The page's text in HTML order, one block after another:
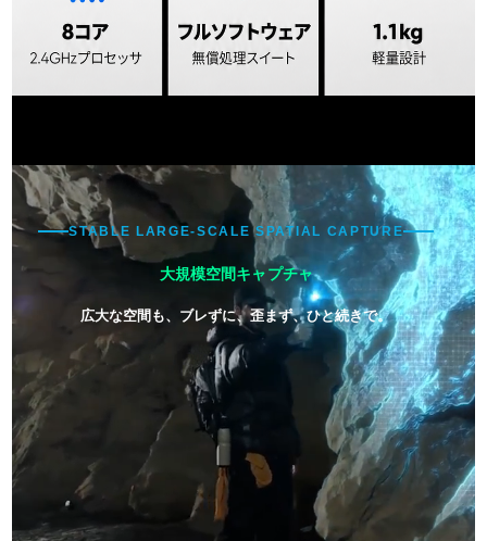
STABLE LARGE-SCALE SPATIAL CAPTURE
大規模空間キャプチャ
広大な空間も、ブレずに、歪まず、ひと続きで。